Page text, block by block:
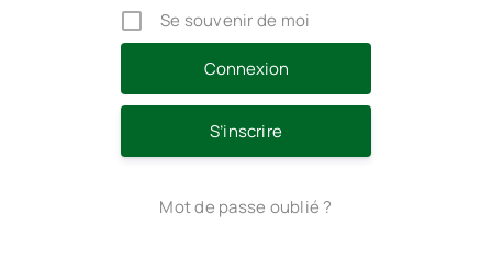
Se souvenir de moi
S’inscrire
Mot de passe oublié ?